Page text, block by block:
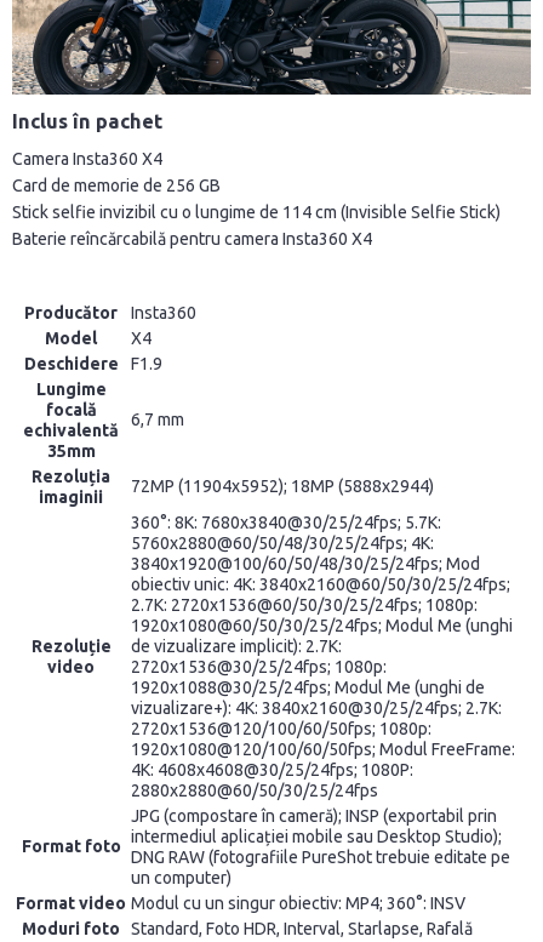
Inclus în pachet
Camera Insta360 X4
Card de memorie de 256 GB
Stick selfie invizibil cu o lungime de 114 cm (Invisible Selfie Stick)
Baterie reîncărcabilă pentru camera Insta360 X4
Producător
Insta360
Model
X4
Deschidere
F1.9
Lungime
focală
echivalentă
35mm
6,7 mm
Rezoluția
imaginii
72MP (11904x5952); 18MP (5888x2944)
Rezoluție
video
360°: 8K: 7680x3840@30/25/24fps; 5.7K:
5760x2880@60/50/48/30/25/24fps; 4K:
3840x1920@100/60/50/48/30/25/24fps; Mod
obiectiv unic: 4K: 3840x2160@60/50/30/25/24fps;
2.7K: 2720x1536@60/50/30/25/24fps; 1080p:
1920x1080@60/50/30/25/24fps; Modul Me (unghi
de vizualizare implicit): 2.7K:
2720x1536@30/25/24fps; 1080p:
1920x1088@30/25/24fps; Modul Me (unghi de
vizualizare+): 4K: 3840x2160@30/25/24fps; 2.7K:
2720x1536@120/100/60/50fps; 1080p:
1920x1080@120/100/60/50fps; Modul FreeFrame:
4K: 4608x4608@30/25/24fps; 1080P:
2880x2880@60/50/30/25/24fps
Format foto
JPG (compostare în cameră); INSP (exportabil prin
intermediul aplicației mobile sau Desktop Studio);
DNG RAW (fotografiile PureShot trebuie editate pe
un computer)
Format video Modul cu un singur obiectiv: MP4; 360°: INSV
Moduri foto
Standard, Foto HDR, Interval, Starlapse, Rafală